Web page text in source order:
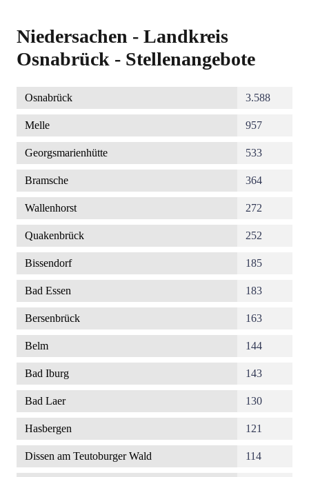
Niedersachen - Landkreis
Osnabrück - Stellenangebote
Osnabrück 3.588
Melle 957
Georgsmarienhütte 533
Bramsche 364
Wallenhorst 272
Quakenbrück 252
Bissendorf 185
Bad Essen 183
Bersenbrück 163
Belm 144
Bad Iburg 143
Bad Laer 130
Hasbergen 121
Dissen am Teutoburger Wald 114